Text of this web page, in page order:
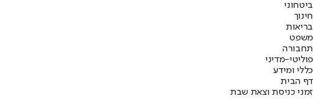
ביטחוני
חינוך
בריאות
משפט
תחבורה
פוליטי-מדיני
כללי ומידע
דף הבית
זמני כניסת וצאת שבת